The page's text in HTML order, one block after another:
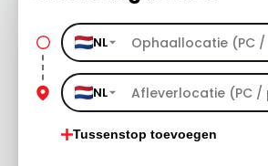
NL
NL
Tussenstop toevoegen